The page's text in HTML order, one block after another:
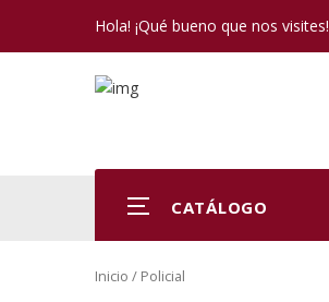
Hola! ¡Qué bueno que nos visites!
CATÁLOGO
Inicio / Policial